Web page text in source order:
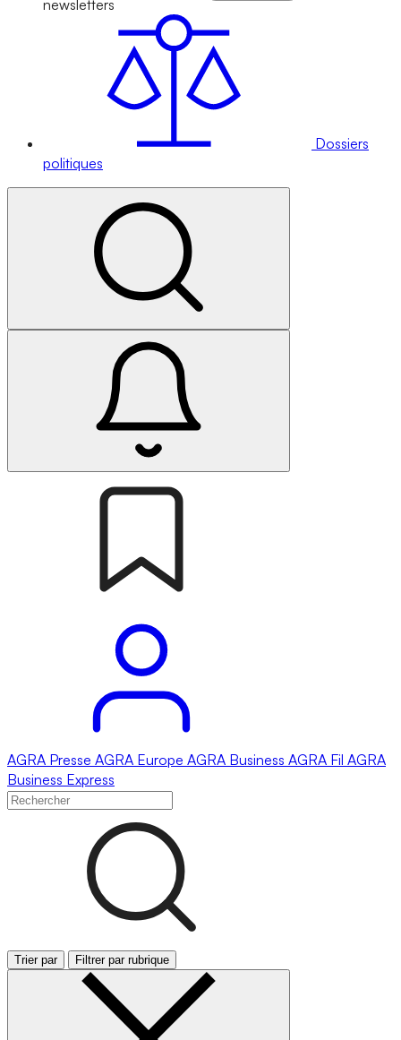
newsletters
Dossiers
politiques
AGRA Presse AGRA Europe AGRA Business AGRA Fil AGRA
Business Express
Trier par Filtrer par rubrique